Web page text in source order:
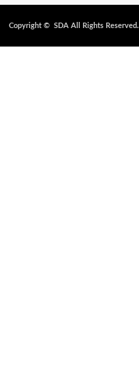
Copyright ©SDA All Rights Reserved.